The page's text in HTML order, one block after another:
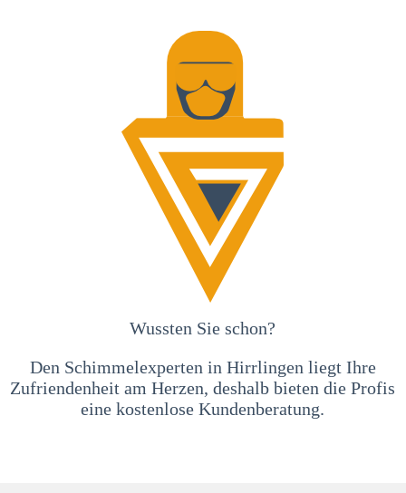
Wussten Sie schon?
Den Schimmelexperten in Hirrlingen liegt Ihre
Zufriendenheit am Herzen, deshalb bieten die Profis
eine kostenlose Kundenberatung.